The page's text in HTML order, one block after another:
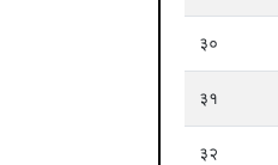
३०
३१
३२